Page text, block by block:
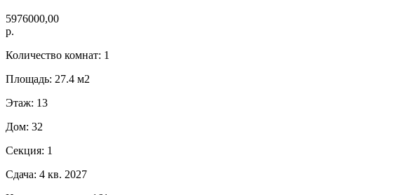
5976000,00
р.
Количество комнат: 1
Площадь: 27.4 м2
Этаж: 13
Дом: 32
Секция: 1
Сдача: 4 кв. 2027